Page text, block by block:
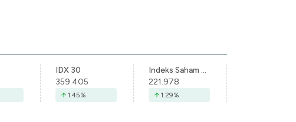
IDX 30
359.405
1.45%
Indeks Saham Syariah Indonesia
221.978
1.29%